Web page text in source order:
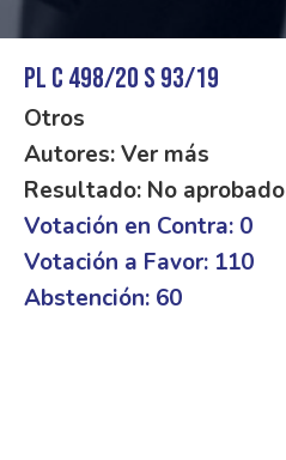
PL C 498/20 S 93/19
Otros
Autores: Ver más
Resultado: No aprobado
Votación en Contra: 0
Votación a Favor: 110
Abstención: 60